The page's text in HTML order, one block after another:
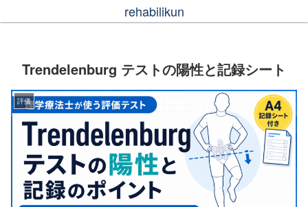
rehabilikun
Trendelenburg テストの陽性と記録シート
評価